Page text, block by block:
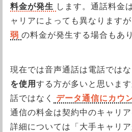
料金が発生 します。通話料金
ャリアによっても異なりますが
弱 の料金が発生する場合もあ
現在では音声通話は電話ではな
を使用 する方が多いと思いま
話ではなく
データ通信にカウ
通信の料金は契約中のキャリ
詳細については「大手キャリ